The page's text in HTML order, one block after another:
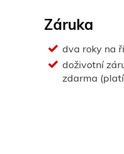
Záruka
dva roky na
doživotní
zdarma